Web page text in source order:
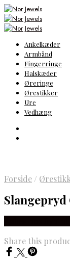
Ankelkæder
Armbånd
Fingerringe
Halskæder
Øreringe
Ørestikker
Ure
Vedhæng
Forside /
Share this